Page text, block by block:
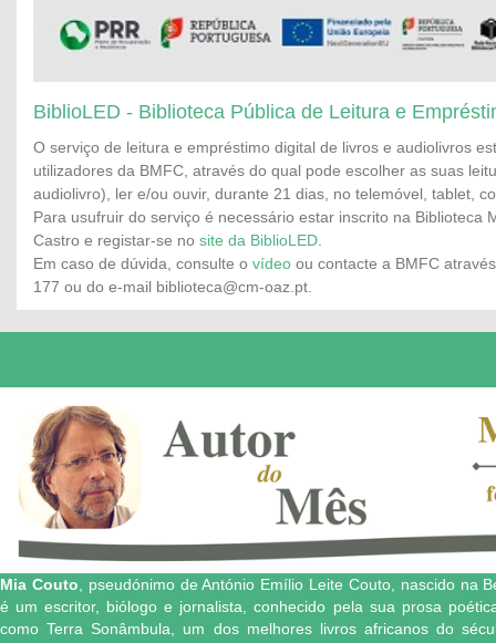
BiblioLED - Biblioteca Pública de Leitura e
O serviço de leitura e empréstimo digital de livros e audiolivros
utilizadores da BMFC, através do qual pode escolher as suas
audiolivro), ler e/ou ouvir, durante 21 dias, no telemóvel, tablet,
Para usufruir do serviço é necessário estar inscrito na Biblioteca
Castro e registar-se no site da BiblioLED
Em caso de dúvida, consulte o vídeo ou contacte a BMFC
177 ou do e-mail biblioteca@cm-oaz.pt.
Mia Couto , pseudónimo de António Emílio Leite Couto, nascido na
é um escritor, biólogo e jornalista, conhecido pela sua prosa
como Terra Sonâmbula, um dos melhores livros africanos do